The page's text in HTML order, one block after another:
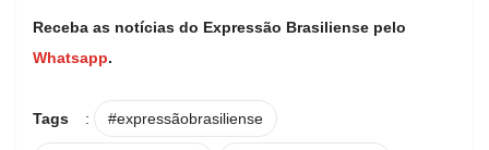
Receba as notícias do Expressão Brasiliense pelo
Whatsapp.
Tags : #expressãobrasiliense